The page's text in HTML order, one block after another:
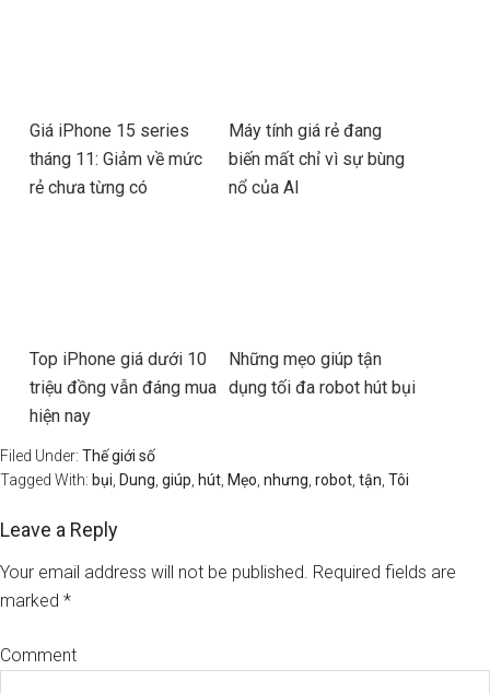
Giá iPhone 15 series
tháng 11: Giảm về mức
rẻ chưa từng có
Máy tính giá rẻ đang
biến mất chỉ vì sự bùng
nổ của AI
Top iPhone giá dưới 10
triệu đồng vẫn đáng mua
hiện nay
Những mẹo giúp tận
dụng tối đa robot hút bụi
Filed Under: Thế giới số
Tagged With: bụi Dung giúp hút Mẹo nhưng robot tận Tôi
Leave a Reply
Your email address will not be published. Required fields are
marked *
Comment